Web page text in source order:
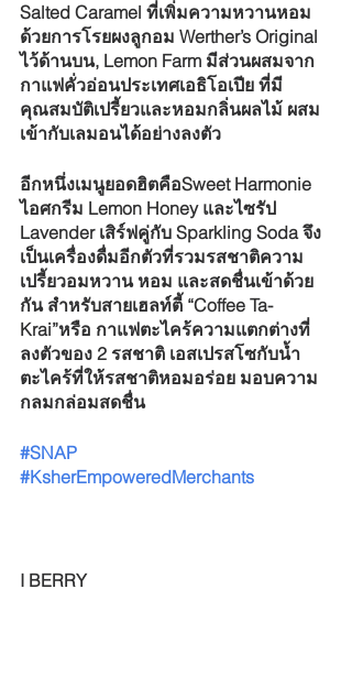
Salted Caramel ที่เพิ่มความหวานหอม
ด้วยการโรยผงลูกอม Werther’s Original
ไว้ด้านบน, Lemon Farm มีส่วนผสมจาก
กาแฟคั่วอ่อนประเทศเอธิโอเปีย ที่มี
คุณสมบัติเปรี้ยวและหอมกลิ่นผลไม้ ผสม
เข้ากับเลมอนได้อย่างลงตัว
อีกหนึ่งเมนูยอดฮิตคือSweet Harmonie
ไอศกรีม Lemon Honey และไซรัป
Lavender เสิร์ฟคู่กับ Sparkling Soda จึง
เป็นเครื่องดื่มอีกตัวที่รวมรสชาติความ
เปรี้ยวอมหวาน หอม และสดชื่นเข้าด้วย
กัน สำหรับสายเฮลท์ตี้ “Coffee Ta-
Krai”หรือ กาแฟตะไคร้ความแตกต่างที่
ลงตัวของ 2 รสชาติ เอสเปรสโซกับน้ำ
ตะไคร้ที่ให้รสชาติหอมอร่อย มอบความ
กลมกล่อมสดชื่น
#SNAP
#KsherEmpoweredMerchants
I BERRY